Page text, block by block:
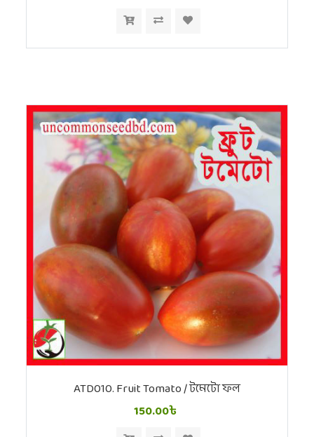
ATD010. Fruit Tomato / টমেটো ফল
150.00৳